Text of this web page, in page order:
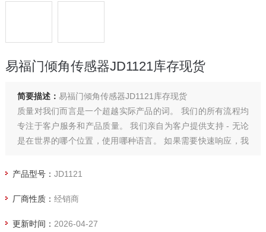
易福门倾角传感器JD1121库存现货
简要描述： 易福门倾角传感器JD1121库存现货
质量对我们而言是一个超越实际产品的词。 我们的所有流程均
专注于客户服务和产品质量。 我们亲自为客户提供支持 - 无论
是在世界的哪个位置，使用哪种语言。 如果需要快速响应，我
续改进产品质量。
产品型号： JD1121
厂商性质： 经销商
更新时间： 2026-04-27